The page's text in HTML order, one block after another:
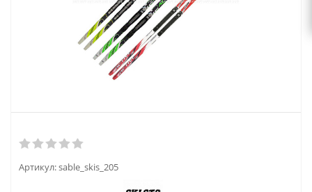
Артикул:sable_skis_205